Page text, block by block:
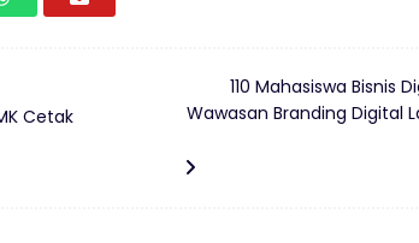
Cetak
110 Mahasiswa Bisnis
Wawasan Branding Digital